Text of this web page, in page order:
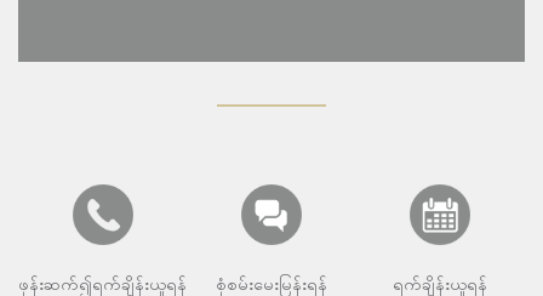
ဖုန်းဆက်၍ရက်ချိန်းယူရန် စုံစမ်းမေးမြန်းရန် ရက်ချိန်းယူရန်